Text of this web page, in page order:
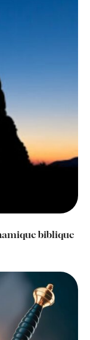
biblique